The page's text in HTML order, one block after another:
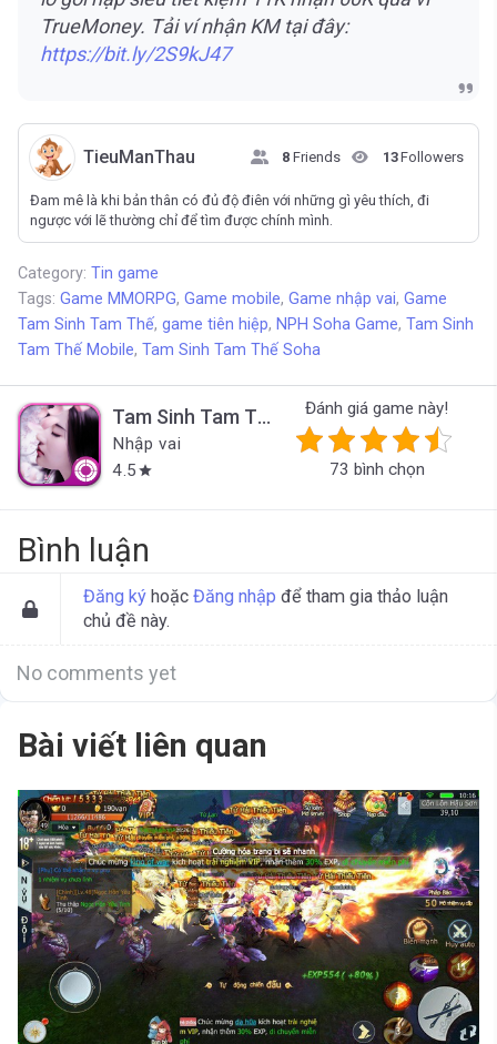
TrueMoney. Tải ví nhận KM tại đây:
https://bit.ly/2S9kJ47
TieuManThau 8 Friends 13Followers
Đam mê là khi bản thân có đủ độ điên với những gì yêu thích, đi
ngược với lẽ thường chỉ để tìm được chính mình.
Category: Tin game
Tags: Game MMORPG, Game mobile, Game nhập vai, Game
Tam Sinh Tam Thế, game tiên hiệp, NPH Soha Game, Tam Sinh
Tam Thế Mobile, Tam Sinh Tam Thế Soha
Tam Sinh Tam Thế Soha
Nhập vai
4.5 star
Đánh giá game này!
73 bình chọn
Bình luận
Đăng ký hoặc Đăng nhập để tham gia thảo luận
chủ đề này.
No comments yet
Bài viết liên quan